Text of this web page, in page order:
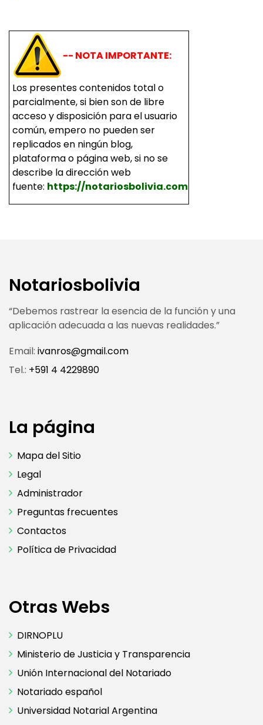
-- NOTA IMPORTANTE:
Los presentes contenidos total o
parcialmente, si bien son de libre
acceso y disposición para el usuario
común, empero no pueden ser
replicados en ningún blog,
plataforma o página web, si no se
describe la dirección web
fuente: https://notariosbolivia.com
Notariosbolivia
“Debemos rastrear la esencia de la función y una
aplicación adecuada a las nuevas realidades.”
Email: ivanros@gmail.com
Tel.: +591 4 4229890
La página
Mapa del Sitio
Legal
Administrador
Preguntas frecuentes
Contactos
Política de Privacidad
Otras Webs
DIRNOPLU
Ministerio de Justicia y Transparencia
Unión Internacional del Notariado
Notariado español
Universidad Notarial Argentina